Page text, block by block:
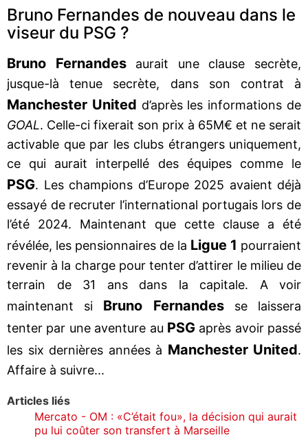
Bruno Fernandes de nouveau dans le
viseur du PSG ?
Bruno Fernandes
aurait une clause secrète,
jusque-là tenue secrète, dans son contrat à
Manchester United d’après les informations de
GOAL. Celle-ci fixerait son prix à 65M€ et ne serait
activable que par les clubs étrangers uniquement,
ce qui aurait interpellé des équipes comme le
PSG. Les champions d’Europe 2025 avaient déjà
essayé de recruter l’international portugais lors de
l’été 2024. Maintenant que cette clause a été
révélée, les pensionnaires de la Ligue 1 pourraient
revenir à la charge pour tenter d’attirer le milieu de
terrain de 31 ans dans la capitale. A voir
maintenant si Bruno Fernandesse laissera
tenter par une aventure au PSGaprès avoir passé
les six dernières années à Manchester United.
Affaire à suivre...
Articles liés
Mercato - OM : «C’était fou», la décision qui aurait
pu lui coûter son transfert à Marseille